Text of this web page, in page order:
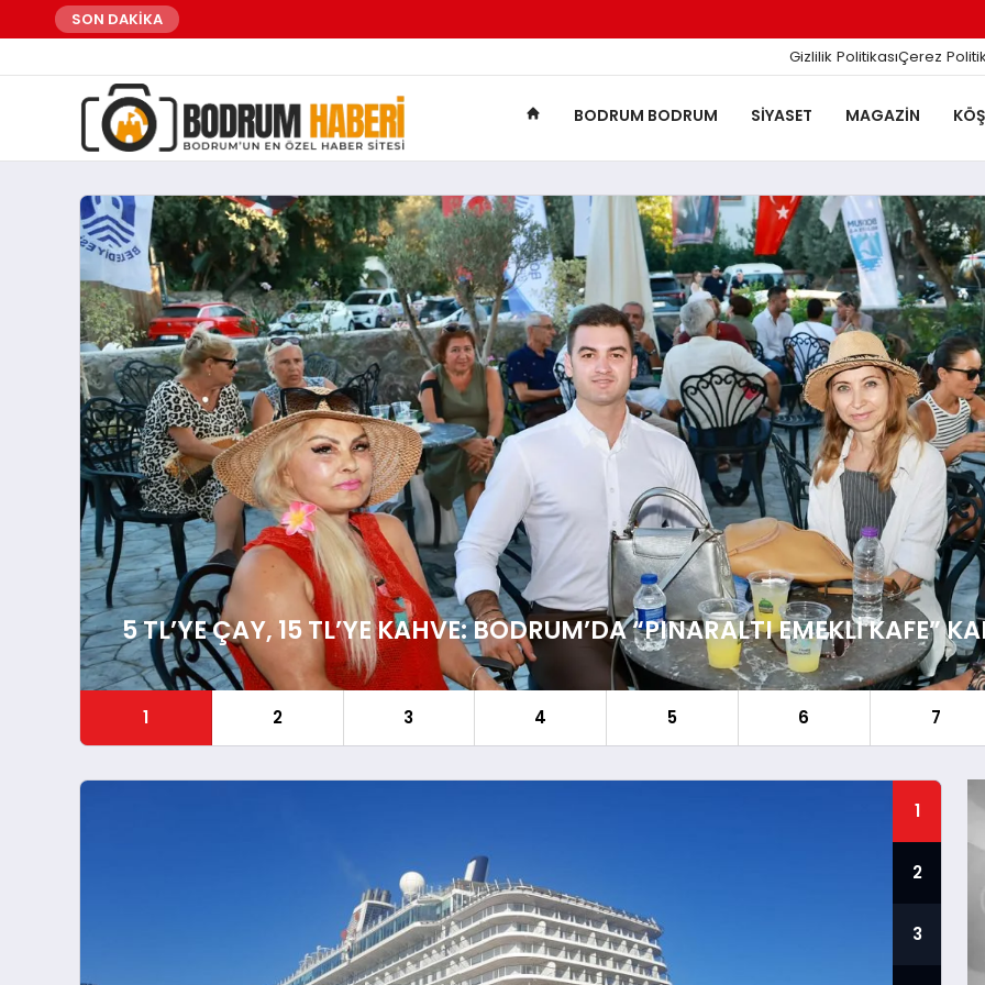
SON DAKİKA
Gizlilik PolitikasıÇerez
BODRUM BODRUM SIYASET MAGAZIN
5 TL’YE ÇAY, 15 TL’YE KAHVE: BODRUM’DA “PINARALTI EMEKLI KAFE”
1 2 3 4 5 6 7
1
2
3